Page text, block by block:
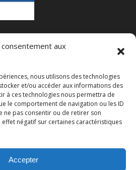
aux
nous utilisons des technologies
et/ou accéder aux informations des
à ces technologies nous permettra de
le comportement de navigation ou les ID
ne pas consentir ou de retirer son
négatif sur certaines caractéristiques
Accepter
sur les Organismes de Formation en Langues
et les langues